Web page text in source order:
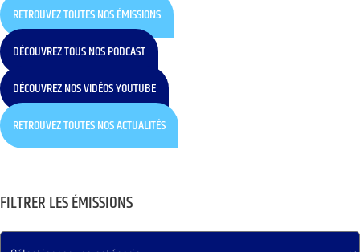
RETROUVEZ TOUTES NOS ÉMISSIONS
DÉCOUVREZ TOUS NOS PODCAST
DÉCOUVREZ NOS VIDÉOS YOUTUBE
RETROUVEZ TOUTES NOS ACTUALITÉS
FILTRER LES ÉMISSIONS